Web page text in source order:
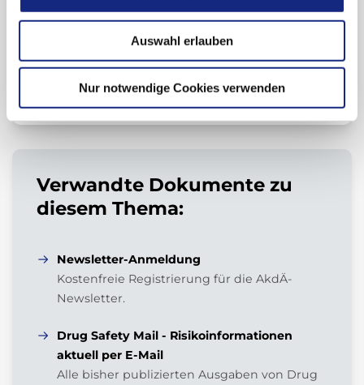
Auswahl erlauben
Nur notwendige Cookies verwenden
Zur Übersicht
Verwandte Dokumente zu
diesem Thema:
Newsletter-Anmeldung
Kostenfreie Registrierung für die AkdÄ-
Newsletter.
Drug Safety Mail - Risikoinformationen
aktuell per E-Mail
Alle bisher publizierten Ausgaben von Drug